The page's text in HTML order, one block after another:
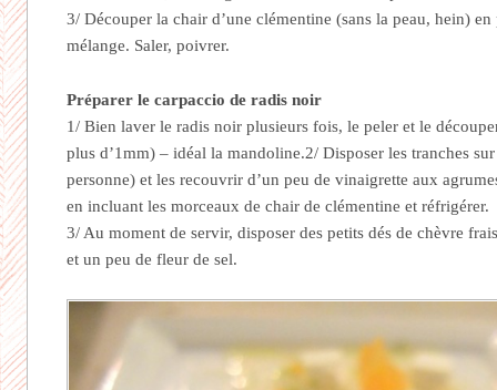
3/ Découper la chair d’une clémentine (sans la peau, hein)
mélange. Saler, poivrer.
Préparer le carpaccio de radis noir
1/ Bien laver le radis noir plusieurs fois, le peler et le
plus d’1mm) – idéal la mandoline.2/ Disposer les tranches
personne) et les recouvrir d’un peu de vinaigrette aux
en incluant les morceaux de chair de clémentine et réfrigérer.
3/ Au moment de servir, disposer des petits dés de chèvre
et un peu de fleur de sel.